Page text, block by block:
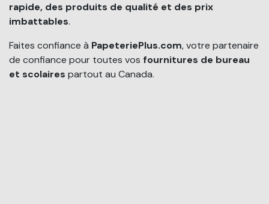
rapide, des produits de qualité et des prix
imbattables.
Faites confiance à PapeteriePlus.com, votre partenaire
de confiance pour toutes vos fournitures de bureau
et scolaires partout au Canada.